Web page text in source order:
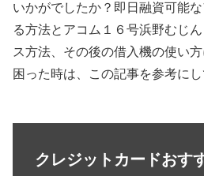
いかがでしたか？即日融資可能
る方法とアコム１６号浜野むじ
ス方法、その後の借入機の使い
困った時は、この記事を参考にし
クレジットカードおす